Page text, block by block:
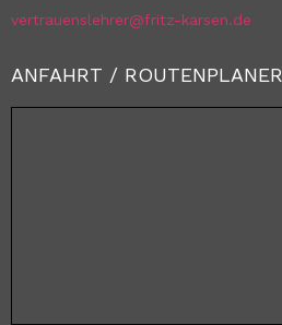
vertrauenslehrer@fritz-karsen.de
ANFAHRT / ROUTENPLANER